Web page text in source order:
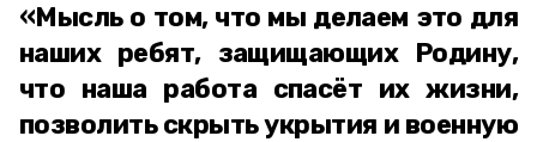
«Мысль о том, что мы делаем это для
наших ребят, защищающих Родину,
что наша работа спасёт их жизни,
позволить скрыть укрытия и военную